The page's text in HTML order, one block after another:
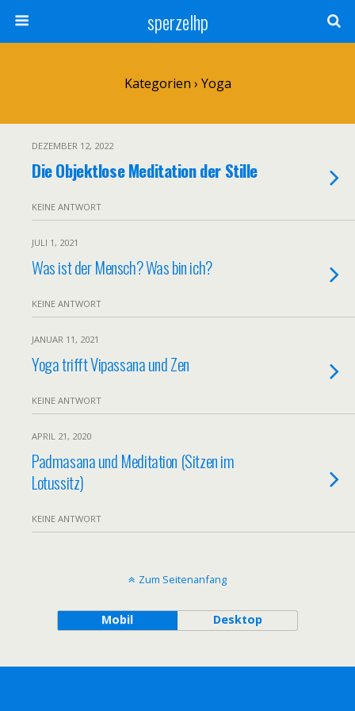
sperzelhp
Kategorien › Yoga
DEZEMBER 12, 2022
Die Objektlose Meditation der Stille
KEINE ANTWORT
JULI 1, 2021
Was ist der Mensch? Was bin ich?
KEINE ANTWORT
JANUAR 11, 2021
Yoga trifft Vipassana und Zen
KEINE ANTWORT
APRIL 21, 2020
Padmasana und Meditation (Sitzen im
Lotussitz)
KEINE ANTWORT
Zum Seitenanfang
Mobil Desktop